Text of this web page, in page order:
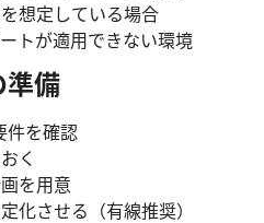
想定している場合
トが適用できない環境
準備
件を確認
く
を用意
化させる（有線推奨）